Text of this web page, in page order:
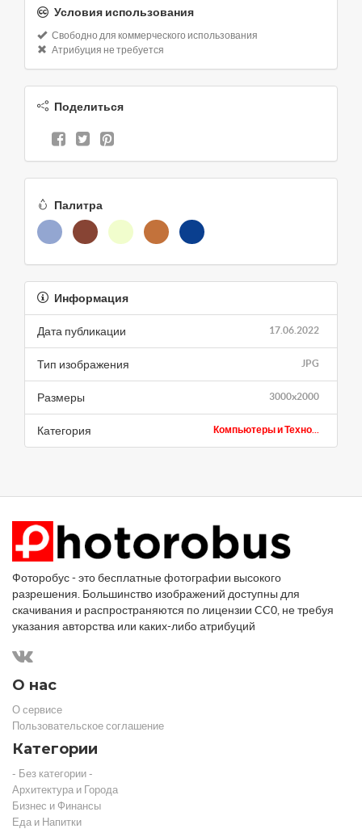
Условия использования
Свободно для коммерческого использования
Атрибуция не требуется
Поделиться
Палитра
Информация
17.06.2022
Дата публикации
JPG
Тип изображения
3000x2000
Размеры
Компьютеры и Техно...
Категория
Фоторобус - это бесплатные фотографии высокого
разрешения. Большинство изображений доступны для
скачивания и распространяются по лицензии CC0, не требуя
указания авторства или каких-либо атрибуций
О нас
О сервисе
Пользовательское соглашение
Категории
- Без категории -
Архитектура и Города
Бизнес и Финансы
Еда и Напитки